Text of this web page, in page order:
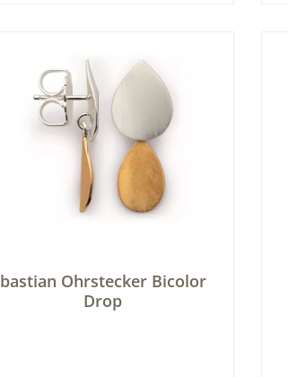
bastian Ohrstecker Bicolor
Drop